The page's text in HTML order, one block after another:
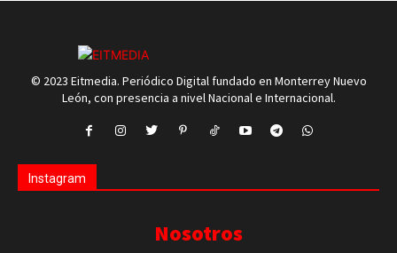
© 2023 Eitmedia. Periódico Digital fundado en Monterrey Nuevo
León, con presencia a nivel Nacional e Internacional.
Instagram
Nosotros